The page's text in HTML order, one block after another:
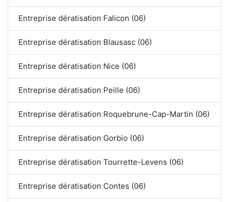
Entreprise dératisation Falicon (06)
Entreprise dératisation Blausasc (06)
Entreprise dératisation Nice (06)
Entreprise dératisation Peille (06)
Entreprise dératisation Roquebrune-Cap-Martin (06)
Entreprise dératisation Gorbio (06)
Entreprise dératisation Tourrette-Levens (06)
Entreprise dératisation Contes (06)